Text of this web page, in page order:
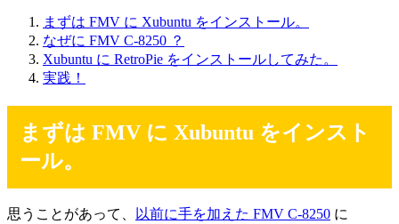
まずは FMV に Xubuntu をインストール。
なぜに FMV C-8250 ？
Xubuntu に RetroPie をインストールしてみた。
実践！
まずは FMV に Xubuntu をインスト
ール。
思うことがあって、 以前に手を加えた FMV C-8250 に